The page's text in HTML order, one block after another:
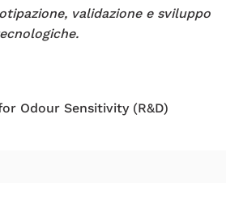
validazione e sviluppo